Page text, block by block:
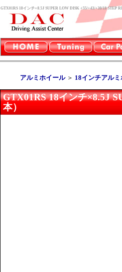
GTX01RS 18インチ×8.5J SUPER LOW DISK +55/+43/+30/18
アルミホイール＞ 18インチアル
GTX01RS 18インチ×8.5J
本）